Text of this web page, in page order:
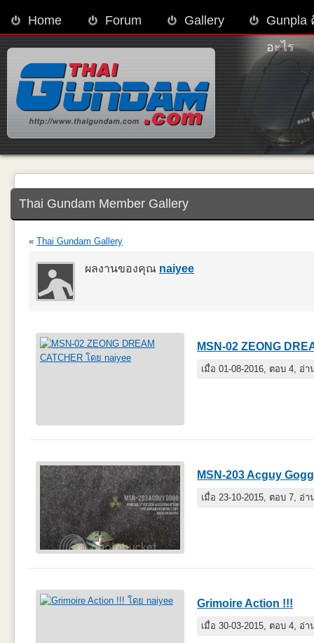
Home Forum Gallery
Gunpla
อะไร
Thai Gundam Member Gallery
« Thai Gundam Gallery
ผลงานของคุณ naiyee
MSN-02 ZEONG
เมื่อ 01-08-2016, ตอบ 4, อ่า
MSN-203 Acguy Gogg
เมื่อ 23-10-2015, ตอบ 7, อ่า
Grimoire Action !!!
เมื่อ 30-03-2015, ตอบ 4, อ่า